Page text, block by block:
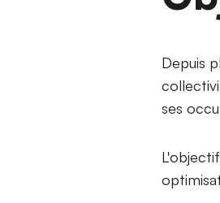
Depuis
ses